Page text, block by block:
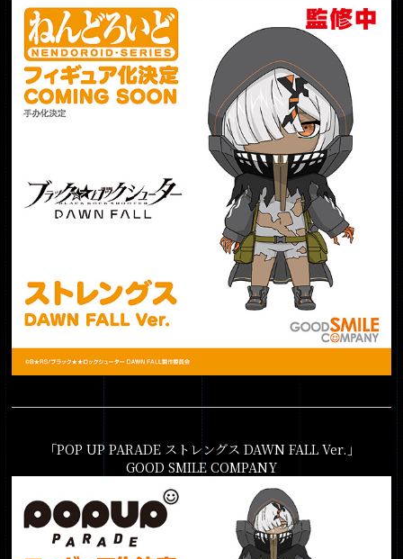
「POP UP PARADE ストレングス DAWN FALL Ver.」
GOOD SMILE COMPANY